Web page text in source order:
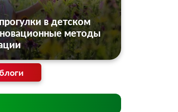
в детском
методы